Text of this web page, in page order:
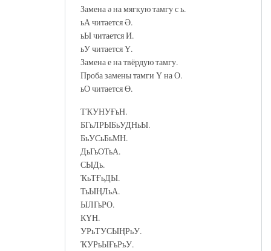
Замена ә на мягкую тамгу с ь.
ьА читается Ә.
ьЫ читается И.
ьУ читается Ү.
Замена е на твёрдую тамгу.
Проба замены тамги Ү на О.
ьО читается Ө.
ТҠУНУҒьН.
БГьЛРЫБьУДНьЫ.
БьУСьБьМН.
ДьГьОТьА.
СЫДь.
ҠьТҒьДЫ.
ТьЫҢЛьА.
ЫЛГьРО.
КҮН.
УРьТУСЫҢРьУ.
ҠУРьЫҒьРьУ.